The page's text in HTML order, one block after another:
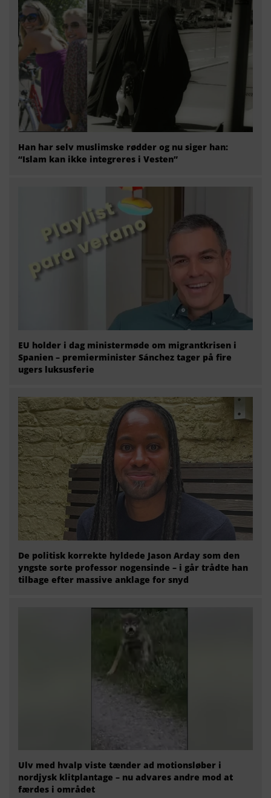
Han har selv muslimske rødder og nu siger han:
“Islam kan ikke integreres i Vesten”
EU holder i dag ministermøde om migrantkrisen i
Spanien – premierminister Sánchez tager på fire
ugers luksusferie
De politisk korrekte hyldede Jason Arday som den
yngste sorte professor nogensinde – i går trådte han
tilbage efter massive anklage for snyd
Ulv med hvalp viste tænder ad motionsløber i
nordjysk klitplantage – nu advares andre mod at
færdes i området